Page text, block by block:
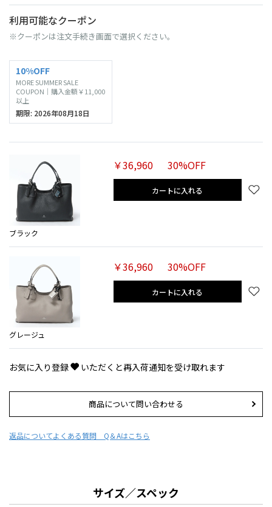
利用可能なクーポン
※クーポンは注文手続き画面で選択ください。
10%OFF
MORE SUMMER SALE
COUPON｜購入金額￥11,000
以上
期限: 2026年08月18日
ブラック
￥36,960 30%OFF
カートに入れる
グレージュ
￥36,960 30%OFF
カートに入れる
お気に入り登録 いただくと再入荷通知を受け取れます
商品について問い合わせる
返品についてよくある質問 Q＆Aはこちら
サイズ／スペック